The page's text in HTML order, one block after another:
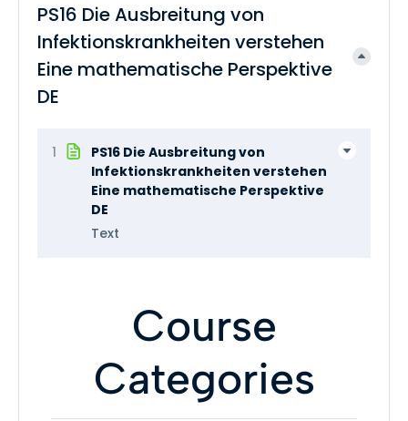
PS16 Die Ausbreitung von
Infektionskrankheiten verstehen
Eine mathematische Perspektive
DE
1
PS16 Die Ausbreitung von
Infektionskrankheiten verstehen
Eine mathematische Perspektive
DE
Text
Course
Categories